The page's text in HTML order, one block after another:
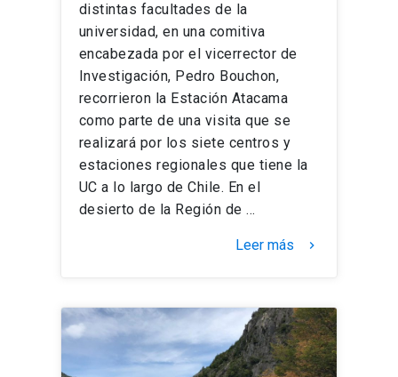
distintas facultades de la
universidad, en una comitiva
encabezada por el vicerrector de
Investigación, Pedro Bouchon,
recorrieron la Estación Atacama
como parte de una visita que se
realizará por los siete centros y
estaciones regionales que tiene la
UC a lo largo de Chile. En el
desierto de la Región de …
Leer más keyboard_arrow_right